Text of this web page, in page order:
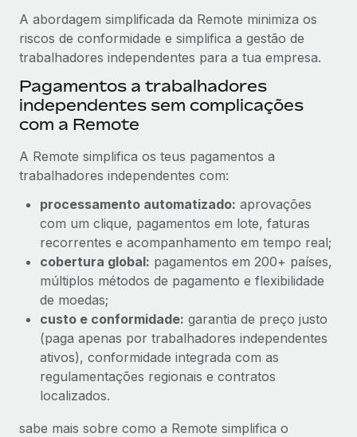
A abordagem simplificada da Remote minimiza os
riscos de conformidade e simplifica a gestão de
trabalhadores independentes para a tua empresa.
Pagamentos a trabalhadores
independentes sem complicações
com a Remote
A Remote simplifica os teus pagamentos a
trabalhadores independentes com:
processamento automatizado: aprovações
com um clique, pagamentos em lote, faturas
recorrentes e acompanhamento em tempo real;
cobertura global: pagamentos em 200+ países,
múltiplos métodos de pagamento e flexibilidade
de moedas;
custo e conformidade: garantia de preço justo
(paga apenas por trabalhadores independentes
ativos), conformidade integrada com as
regulamentações regionais e contratos
localizados.
sabe mais sobre como a Remote simplifica o